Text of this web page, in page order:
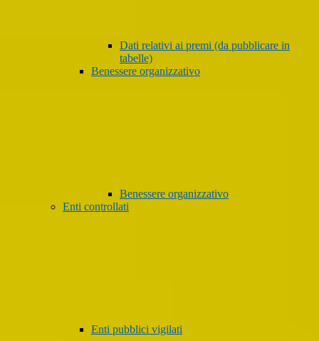
Dati relativi ai premi (da pubblicare in
tabelle)
Benessere organizzativo
Benessere organizzativo
Enti controllati
Enti pubblici vigilati